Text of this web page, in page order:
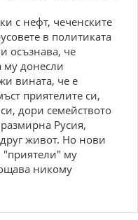
с нефт, чеченските
в политиката
осъзнава, че
му донесли
вината, че е
приятелите си,
дори семейството
Русия,
живот. Но нови
му
никому